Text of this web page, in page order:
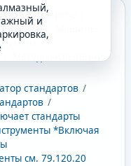
и
стандартов
Методы испытаний.
стандартов /
/
стандарты
*Включая
см. 79.120.20